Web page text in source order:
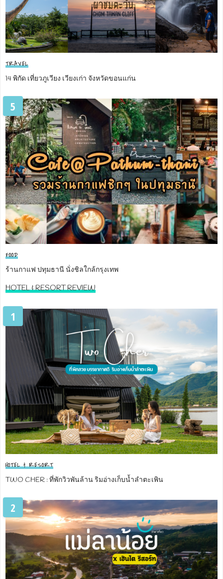
TRAVEL
14 พิกัด เที่ยวภูเวียง เวียงเก่า จังหวัดขอนแก่น
5
FOOD
ร้านกาแฟ ปทุมธานี นั่งชิลใกล้กรุงเทพ
HOTEL & RESORT REVIEW
1
HOTEL & RESORT
TWO CHER : ที่พักวิวพันล้าน ริมอ่างเก็บน้ำลำตะเพิน
2